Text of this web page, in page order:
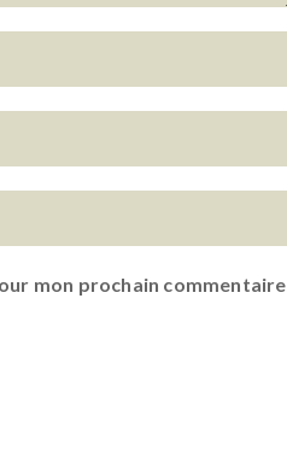
mon prochain commentaire.